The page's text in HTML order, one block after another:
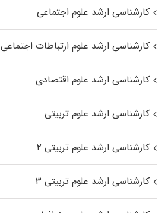
کارشناسی ارشد علوم اجتماعی
کارشناسی ارشد علوم ارتباطات اجتماعی
کارشناسی ارشد علوم اقتصادی
کارشناسی ارشد علوم تربیتی
کارشناسی ارشد علوم تربیتی ۲
کارشناسی ارشد علوم تربیتی ۳